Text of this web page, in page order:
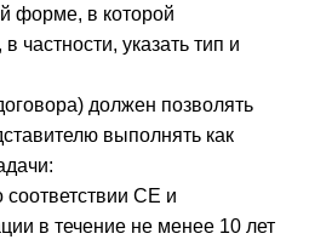
форме, в которой
частности, указать тип и
должен позволять
выполнять как
СЕ и
в течение не менее 10 лет